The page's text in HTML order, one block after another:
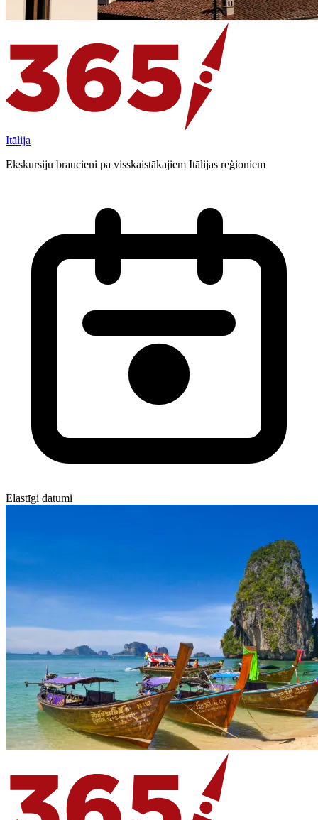
Itālija
Ekskursiju braucieni pa visskaistākajiem Itālijas reģioniem
Elastīgi datumi